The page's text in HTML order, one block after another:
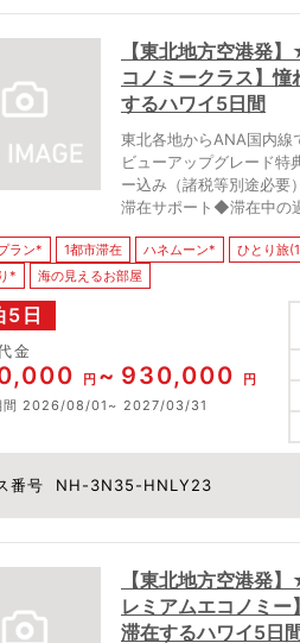
【東北地方空港発
コノミークラス】
するハワイ5日間
東北各地からANA国内
ビューアップグレード
ー込み（諸税等別途必
滞在サポート◆滞在中の
ラン* 1都市滞在 ハネムーン* ひとり旅
*
海の見えるお部屋
5日
番号 NH-3N35-HNLY23
金
円 930,000
円
2026/08/01 2027/03/31
【東北地方空港発
レミアムエコノミ
滞在するハワイ5日間